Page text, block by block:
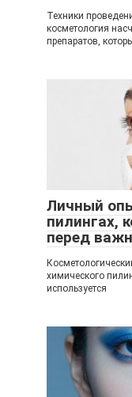
Техники
косметология
препаратов,
Личный
пилингах,
перед
химического
используется